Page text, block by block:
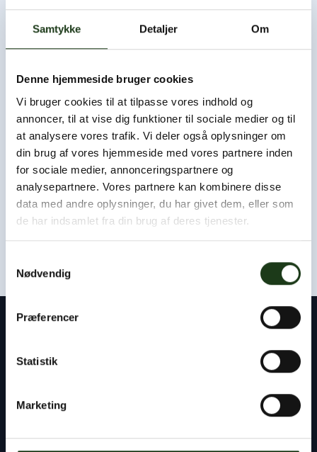
Samtykke Detaljer Om
Denne hjemmeside bruger cookies
Vi bruger cookies til at tilpasse vores indhold og
annoncer, til at vise dig funktioner til sociale medier og til
at analysere vores trafik. Vi deler også oplysninger om
din brug af vores hjemmeside med vores partnere inden
for sociale medier, annonceringspartnere og
analysepartnere. Vores partnere kan kombinere disse
data med andre oplysninger, du har givet dem, eller som
de har indsamlet fra din brug af deres tjenester.
Nødvendig
Præferencer
Statistik
Marketing
Byens Bedemand
Byens Bedemand har åbent hele døgnet, og du er altid
velkommen til at ringe og høre nærmere.
Som udgangspunkt kan vi være hos jer eller i afdødes
hjem inden for få timer.
Kontakt os døgnet rundt
Tlf:+45 47 33 30 77